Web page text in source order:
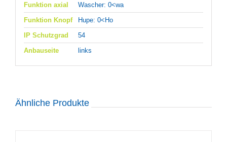
Funktion axial
Wascher: 0<wa
Funktion Knopf
Hupe: 0<Ho
IP Schutzgrad
54
Anbauseite
links
Ähnliche Produkte